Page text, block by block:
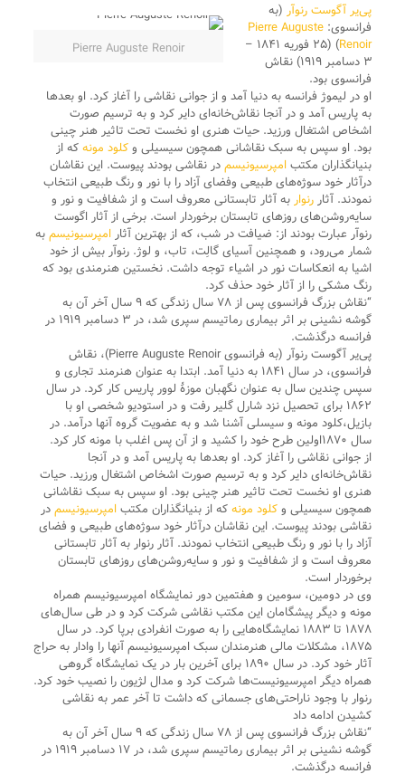
Pierre Auguste Renoir
پی‌یر آگوست رنوآر ‏(به
فرانسوی: Pierre Auguste
Renoir
)‏ (۲۵ فوریه ۱۸۴۱ –
۳ دسامبر ۱۹۱۹) نقاش
فرانسوی بود.
او در لیموژ فرانسه به دنیا آمد و از جوانی نقاشی را آغاز کرد. او بعدها
به پاریس آمد و در آنجا نقاش‌خانه‌ای دایر کرد و به ترسیم صورت
اشخاص اشتغال ورزید. حیات هنری او نخست تحت تاثیر هنر چینی
بود. او سپس به سبک نقاشانی همچون سیسیلی وکلود مونهکه از
بنیانگذاران مکتبامپرسیونیسمدر نقاشی بودند پیوست. این نقاشان
درآثار خود سوژه‌های طبیعی وفضای آزاد را با نور و رنگ طبیعی انتخاب
نمودند. آثار رنوار به آثار تابستانی معروف است و از شفافیت و نور و
سایه‌روشن‌های روزهای تابستان برخوردار است. برخی از آثار اگوست
رنوآر عبارت بودند از: ضیافت در شب، که از بهترین آثار امپرسیونیسمبه
شمار می‌رود، و همچنین آسیای گالِت، تاب، و لوژ. رنوآر بیش از خود
اشیا به انعکاسات نور در اشیاء توجه داشت. نخستین هنرمندی بود که
رنگ مشکی را از آثار خود حذف کرد.
“نقاش بزرگ فرانسوی پس از ۷۸ سال زندگی که ۹ سال آخر آن به
گوشه نشینی بر اثر بیماری رماتیسم سپری شد، در ۳ دسامبر ۱۹۱۹ در
فرانسه درگذشت.
پی‌یر آگوست رنوآر (به فرانسوی Pierre Auguste Renoir)، نقاش
فرانسوی، در سال ۱۸۴۱ به دنیا آمد. ابتدا به عنوان هنرمند تجاری و
سپس چندین سال به عنوان نگهبان موزهٔ لوور پاریس کار کرد. در سال
۱۸۶۲ برای تحصیل نزد شارل گلیر رفت و در استودیو شخصی او با
بازیل،کلود مونه و سیسلی آشنا شد و به عضویت گروه آنها درآمد. در
سال ۱۸۷۰اولین طرح خود را کشید و از آن پس اغلب با مونه کار کرد.
از جوانی نقاشی را آغاز کرد. او بعدها به پاریس آمد و در آنجا
نقاش‌خانه‌ای دایر کرد و به ترسیم صورت اشخاص اشتغال ورزید. حیات
هنری او نخست تحت تاثیر هنر چینی بود. او سپس به سبک نقاشانی
همچون سیسیلی وکلود مونهکه از بنیانگذاران مکتبامپرسیونیسمدر
نقاشی بودند پیوست. این نقاشان درآثار خود سوژه‌های طبیعی و فضای
آزاد را با نور و رنگ طبیعی انتخاب نمودند. آثار رنوار به آثار تابستانی
معروف است و از شفافیت و نور و سایه‌روشن‌های روزهای تابستان
برخوردار است.
وی در دومین، سومین و هفتمین دور نمایشگاه امپرسیونیسم همراه
مونه و دیگر پیشگامان این مکتب نقاشی شرکت کرد و در طی سال‌های
۱۸۷۸ تا ۱۸۸۳ نمایشگاه‌هایی را به صورت انفرادی برپا کرد. در سال
۱۸۷۵، مشکلات مالی هنرمندان سبک امپرسیونیسم آنها را وادار به حراج
آثار خود کرد. در سال ۱۸۹۰ برای آخرین بار در یک نمایشگاه گروهی
همراه دیگر امپرسیونیست‌ها شرکت کرد و مدال لژیون را نصیب خود کرد.
رنوار با وجود ناراحتی‌های جسمانی که داشت تا آخر عمر به نقاشی
کشیدن ادامه داد
“نقاش بزرگ فرانسوی پس از ۷۸ سال زندگی که ۹ سال آخر آن به
گوشه نشینی بر اثر بیماری رماتیسم سپری شد، در ۱۷ دسامبر ۱۹۱۹ در
فرانسه درگذشت.